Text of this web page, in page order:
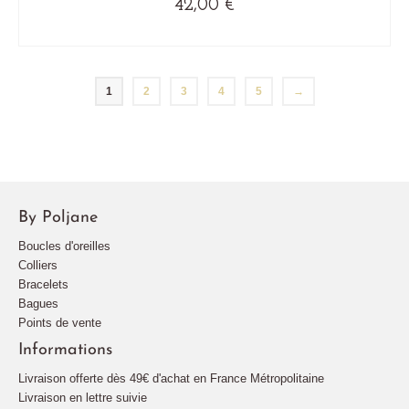
42,00 €
1 2 3 4 5 →
By Poljane
Boucles d'oreilles
Colliers
Bracelets
Bagues
Points de vente
Informations
Livraison offerte dès 49€ d'achat en France Métropolitaine
Livraison en lettre suivie